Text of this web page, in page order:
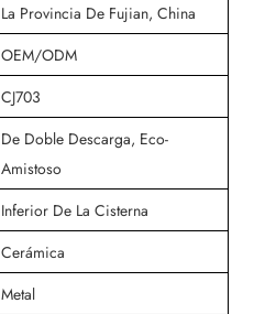
La Provincia De Fujian, China
OEM/ODM
CJ703
De Doble Descarga, Eco-
Amistoso
Inferior De La Cisterna
Cerámica
Metal